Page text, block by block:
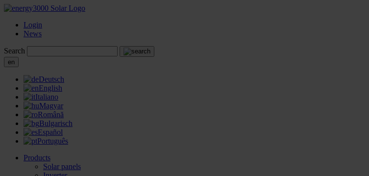
Login
News
Search
en
Deutsch
English
Italiano
Magyar
Română
Bulgarisch
Español
Português
Products
Solar panels